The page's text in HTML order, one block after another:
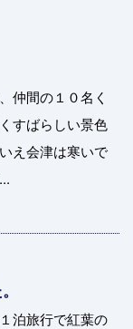
仲間の１０名く
すばらしい景色
え会津は寒いで
泊旅行で紅葉の